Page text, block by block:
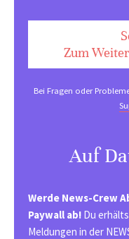
Zum
Bei Fragen oder
Auf
Werde News-Crew
Paywall ab! Du
Meldungen in der